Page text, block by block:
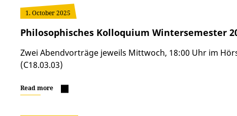
1. October 2025
Philosophisches Kolloquium Wintersemester
Zwei Abendvorträge jeweils Mittwoch, 18:00 Uhr im
(C18.03.03)
Read more